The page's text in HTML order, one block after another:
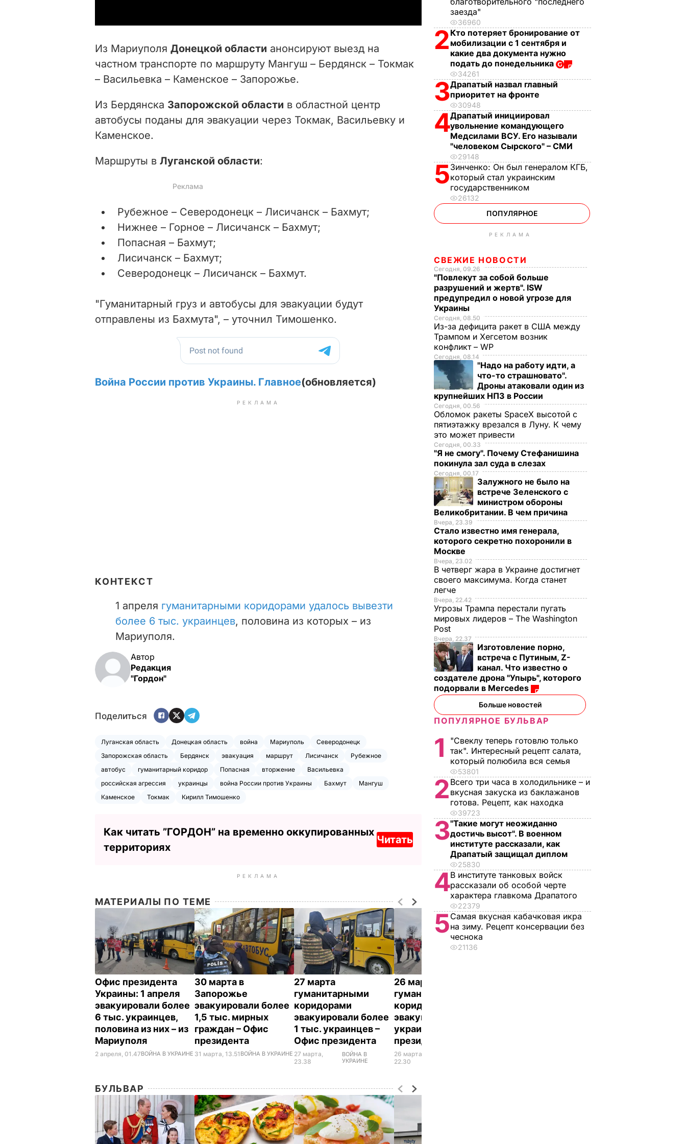
i
d
e
o
Из Мариуполя Донецкой области анонсируют выезд на
частном транспорте по маршруту Мангуш – Бердянск – Токмак
– Васильевка – Каменское – Запорожье.
Из Бердянска Запорожской области в областной центр
автобусы поданы для эвакуации через Токмак, Васильевку и
Каменское.
Маршруты в Луганской области:
Рубежное – Северодонецк – Лисичанск – Бахмут;
Нижнее – Горное – Лисичанск – Бахмут;
Попасная – Бахмут;
Лисичанск – Бахмут;
Северодонецк – Лисичанск – Бахмут.
"Гуманитарный груз и автобусы для эвакуации будут
отправлены из Бахмута", – уточнил Тимошенко.
Война России против Украины. Главное(обновляется)
РЕКЛАМА
КОНТЕКСТ
1 апреля гуманитарными коридорами удалось вывезти
более 6 тыс. украинцев, половина из которых – из
Мариуполя.
Автор
Редакция
"Гордон"
Поделиться
Луганская область Донецкая область война Мариуполь
Северодонецк
Запорожская область
Бердянск эвакуация маршрут Лисичанск
Рубежное
автобус
гуманитарный коридор Попасная вторжение
Васильевка
российская агрессия
украинцы война России против Украины Бахмут
Мангуш
Каменское
Токмак Кирилл Тимошенко
Как читать ”ГОРДОН” на временно оккупированных
территориях
Читать
РЕКЛАМА
МАТЕРИАЛЫ ПО ТЕМЕ
Офис президента
Украины: 1 апреля
эвакуировали более
6 тыс. украинцев,
половина из них – из
Мариуполя
2 апреля, 01.47ВОЙНА В УКРАИНЕ
30 марта в
Запорожье
эвакуировали более
1,5 тыс. мирных
граждан – Офис
президента
31 марта, 13.51 ВОЙНА В УКРАИНЕ
27 марта
гуманитарными
коридорами
эвакуировали более
1 тыс. украинцев –
Офис президента
27 марта,
23.38
ВОЙНА В
УКРАИНЕ
26 марта
гуманитарными
коридорами
эвакуировали 5 тыс.
украинцев – Офис
президента
26 марта,
22.30
БУЛЬВАР
заезда"
36960
2 Кто потеряет бронирование от
мобилизации с 1 сентября и
какие два документа нужно
подать до понедельника
34261
3Драпатый назвал главный
приоритет на фронте
30948
4Драпатый инициировал
увольнение командующего
Медсилами ВСУ. Его называли
"человеком Сырского" – СМИ
29148
5Зинченко: Он был генералом КГБ,
который стал украинским
государственником
26132
ПОПУЛЯРНОЕ
РЕКЛАМА
СВЕЖИЕ НОВОСТИ
Сегодня, 09.26
"Повлекут за собой больше
разрушений и жертв". ISW
предупредил о новой угрозе для
Украины
Сегодня, 08.50
Из-за дефицита ракет в США между
Трампом и Хегсетом возник
конфликт – WP
Сегодня, 08.14
"Надо на работу идти, а
что-то страшновато".
Дроны атаковали один из
крупнейших НПЗ в России
Сегодня, 00.56
Обломок ракеты SpaceX высотой с
пятиэтажку врезался в Луну. К чему
это может привести
Сегодня, 00.33
"Я не смогу". Почему Стефанишина
покинула зал суда в слезах
Сегодня, 00.17
Залужного не было на
встрече Зеленского с
министром обороны
Великобритании. В чем причина
Вчера, 23.39
Стало известно имя генерала,
которого секретно похоронили в
Москве
Вчера, 23.02
В четверг жара в Украине достигнет
своего максимума. Когда станет
легче
Вчера, 22.42
Угрозы Трампа перестали пугать
мировых лидеров – The Washington
Post
Вчера, 22.37
Изготовление порно,
встреча с Путиным, Z-
канал. Что известно о
создателе дрона "Упырь", которого
подорвали в Mercedes
Больше новостей
ПОПУЛЯРНОЕ БУЛЬВАР
1
"Свеклу теперь готовлю только
так". Интересный рецепт салата,
который полюбила вся семья
53801
2 Всего три часа в холодильнике – и
вкусная закуска из баклажанов
готова. Рецепт, как находка
39723
3"Такие могут неожиданно
достичь высот". В военном
институте рассказали, как
Драпатый защищал диплом
25830
4В институте танковых войск
рассказали об особой черте
характера главкома Драпатого
22379
5Самая вкусная кабачковая икра
на зиму. Рецепт консервации без
чеснока
21136